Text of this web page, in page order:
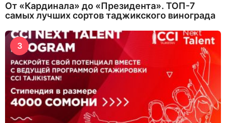
От «Кардинала» до «Президента». ТОП-7
самых лучших сортов таджикского винограда
3